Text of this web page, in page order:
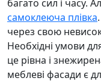
багато сил і часу.
самоклеюча плівка
через свою
Необхідні умови
це рівна і
меблеві фасади є